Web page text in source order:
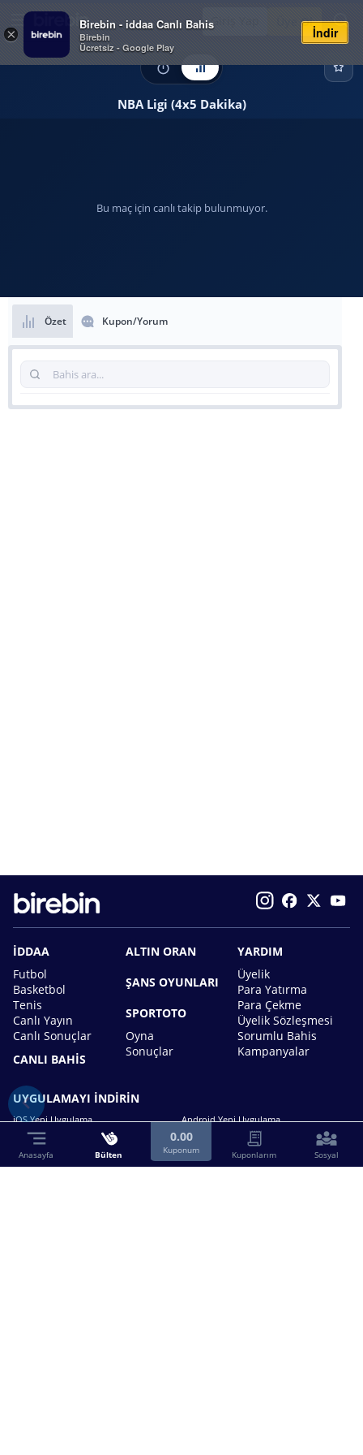
×
Birebin - iddaa Canlı Bahis
Birebin
Ücretsiz - Google Play
İndir
Giriş Yap Üye Ol
NBA Ligi (4x5 Dakika)
Bu maç için canlı takip bulunmuyor.
Özet Kupon/Yorum
İDDAA
Futbol
Basketbol
Tenis
Canlı Yayın
Canlı Sonuçlar
CANLI BAHİS
ALTIN ORAN
ŞANS OYUNLARI
SPORTOTO
Oyna
Sonuçlar
YARDIM
Üyelik
Para Yatırma
Para Çekme
Üyelik Sözleşmesi
Sorumlu Bahis
Kampanyalar
UYGULAMAYI İNDİRİN
iOS Yeni Uygulama Android Yeni Uygulama
Anasayfa Bülten
0.00
Kuponum Kuponlarım Sosyal